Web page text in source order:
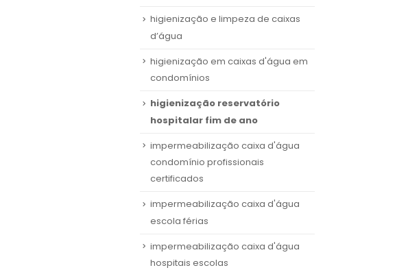
higienização e limpeza de caixas
d’água
higienização em caixas d'água em
condomínios
higienização reservatório
hospitalar fim de ano
impermeabilização caixa d'água
condomínio profissionais
certificados
impermeabilização caixa d'água
escola férias
impermeabilização caixa d'água
hospitais escolas